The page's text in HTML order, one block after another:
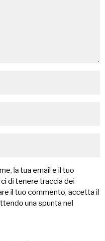
la tua email e il tuo
di tenere traccia dei
il tuo commento, accetta il
una spunta nel